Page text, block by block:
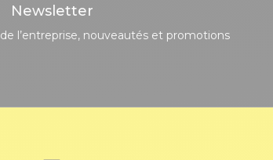
Newsletter
l’entreprise, nouveautés et promotions